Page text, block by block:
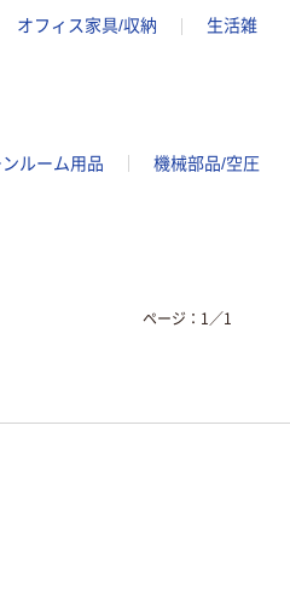
オフィス家具/収納
生活雑
ンルーム用品
機械部品/空圧
ページ： 1 ／1